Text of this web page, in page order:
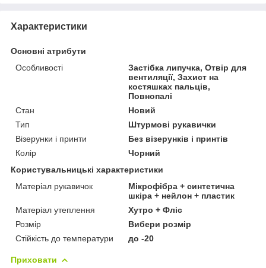
Характеристики
Основні атрибути
Особливості
Застібка липучка, Отвір для
вентиляції, Захист на
костяшках пальців,
Повнопалі
Стан
Новий
Тип
Штурмові рукавички
Візерунки і принти
Без візерунків і принтів
Колір
Чорний
Користувальницькі характеристики
Матеріал рукавичок
Мікрофібра + синтетична
шкіра + нейлон + пластик
Матеріал утеплення
Хутро + Фліс
Розмір
Вибери розмір
Стійкість до температури
до -20
Приховати